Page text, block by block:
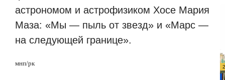
астрономом и астрофизиком Хосе Мария
Маза: «Мы — пыль от звезд» и «Марс —
на следующей границе».
мнп/рк